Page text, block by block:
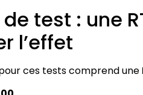
test : une
l’effet
ces tests comprend une